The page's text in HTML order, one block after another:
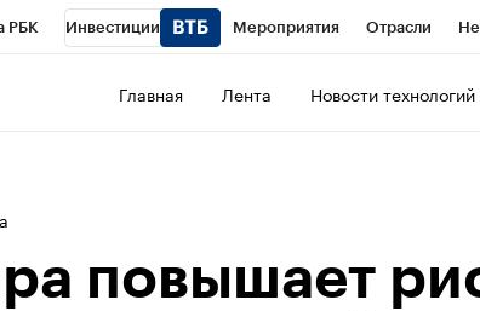
РБК Инвестиции Мероприятия Отрасли
Главная Лента Новости технологий
повышает